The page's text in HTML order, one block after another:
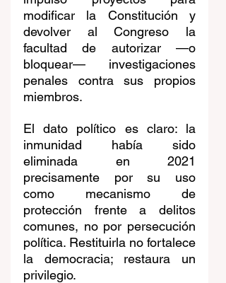
modificar la Constitución y
devolver al Congreso la
facultad de autorizar —o
bloquear— investigaciones
penales contra sus propios
miembros.
El dato político es claro: la
inmunidad había sido
eliminada en 2021
precisamente por su uso
como mecanismo de
protección frente a delitos
comunes, no por persecución
política. Restituirla no fortalece
la democracia; restaura un
privilegio.